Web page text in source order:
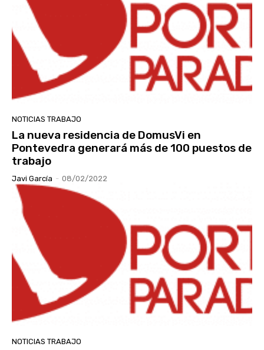
NOTICIAS TRABAJO
La nueva residencia de DomusVi en
Pontevedra generará más de 100 puestos de
trabajo
Javi García - 08/02/2022
NOTICIAS TRABAJO